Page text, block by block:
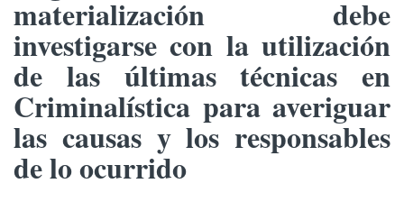
materialización debe
investigarse con la utilización
de las últimas técnicas en
Criminalística para averiguar
las causas y los responsables
de lo ocurrido